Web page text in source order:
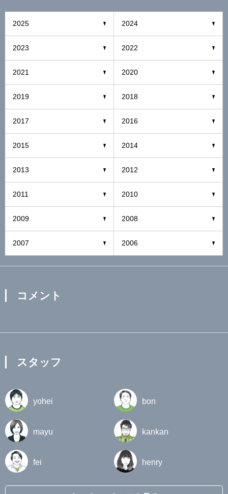
2025 2024
2023 2022
2021 2020
2019 2018
2017 2016
2015 2014
2013 2012
2011 2010
2009 2008
2007 2006
コメント
スタッフ
yohei bon
mayu kankan
fei henry